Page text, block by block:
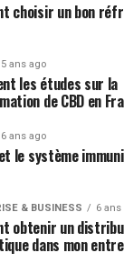
choisir un bon
5 ans ago
les études sur la
de CBD en
6 ans ago
le système
& BUSINESS 6 ans
obtenir un
dans mon